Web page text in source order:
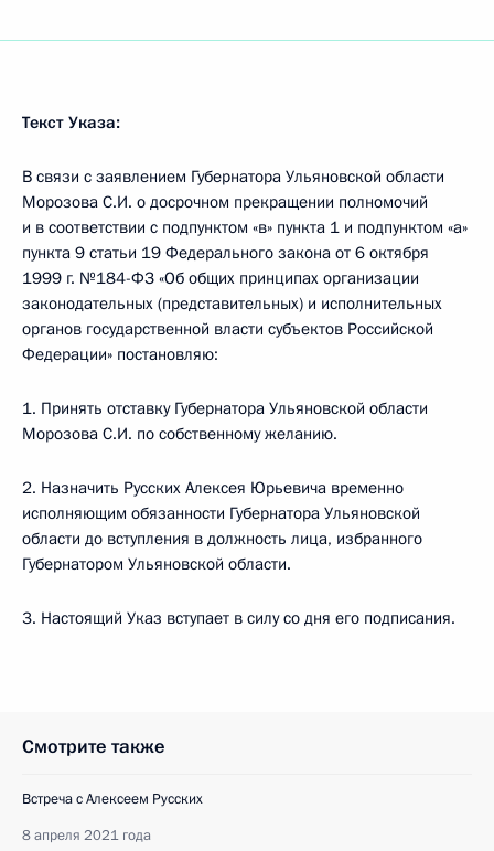
Текст Указа:
В связи с заявлением Губернатора Ульяновской области
Морозова С.И. о досрочном прекращении полномочий
и в соответствии с подпунктом «в» пункта 1 и подпунктом «а»
пункта 9 статьи 19 Федерального закона от 6 октября
1999 г. №184-ФЗ «Об общих принципах организации
законодательных (представительных) и исполнительных
органов государственной власти субъектов Российской
Федерации» постановляю:
1. Принять отставку Губернатора Ульяновской области
Морозова С.И. по собственному желанию.
2. Назначить Русских Алексея Юрьевича временно
исполняющим обязанности Губернатора Ульяновской
области до вступления в должность лица, избранного
Губернатором Ульяновской области.
3. Настоящий Указ вступает в силу со дня его подписания.
Смотрите также
Встреча с Алексеем Русских
8 апреля 2021 года